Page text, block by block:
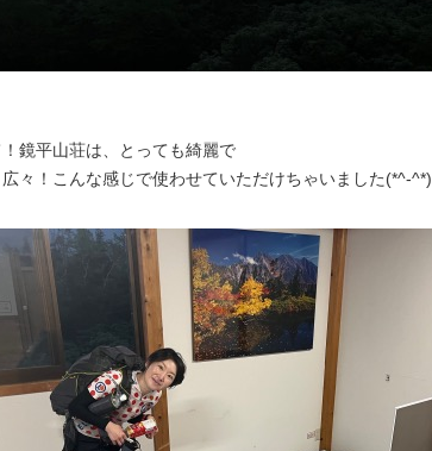
鏡平山荘は、とっても綺麗で
々！こんな感じで使わせていただけちゃいました(*^-^*)